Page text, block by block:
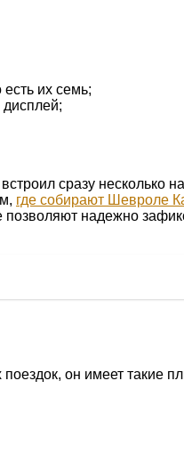
их семь;
сразу несколько
где собирают Шевроле
надежно
он имеет такие